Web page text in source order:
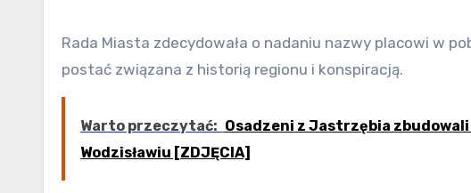
Rada Miasta zdecydowała o nadaniu nazwy placowi w pobliżu Domu Zdrojowego. Nowym patronem zostanie
postać związana z historią regionu i konspiracją.
Warto przeczytać: Osadzeni z Jastrzębia
Wodzisławiu [ZDJĘCIA]